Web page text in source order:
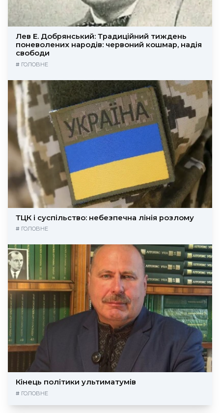
Лев Е. Добрянський: Традиційний тиждень
поневолених народів: червоний кошмар, надія
свободи
# ГОЛОВНЕ
ТЦК і суспільство: небезпечна лінія розлому
# ГОЛОВНЕ
Кінець політики ультиматумів
# ГОЛОВНЕ